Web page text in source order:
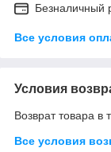
Безналичный
Все условия
Условия
Возврат товара в
Все условия